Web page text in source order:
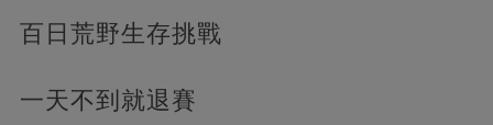
百日荒野生存挑戰
一天不到就退賽